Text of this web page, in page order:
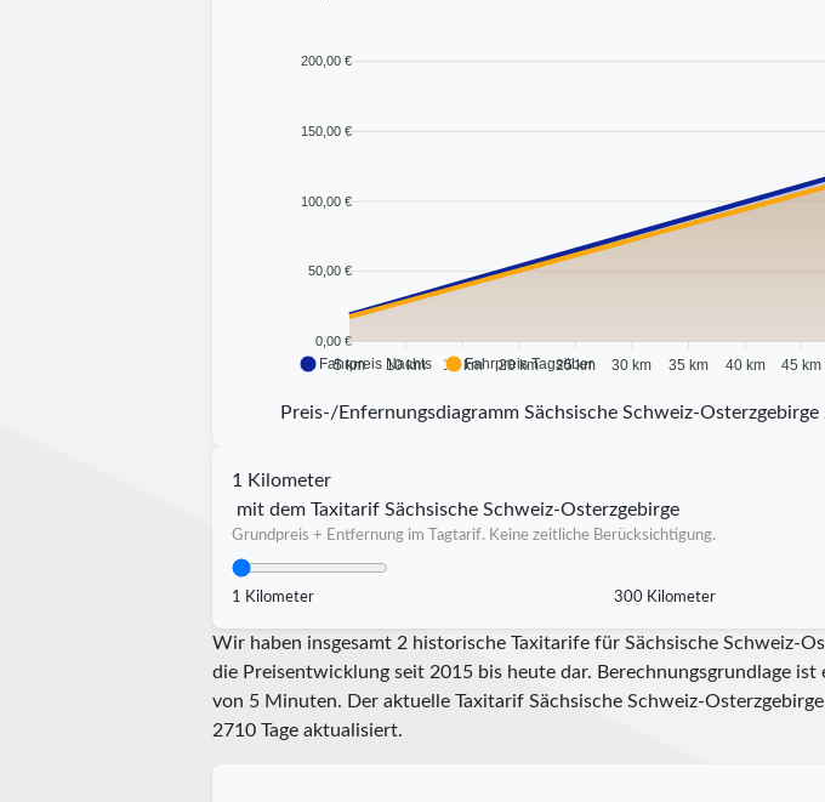
200,00 €
150,00 €
100,00 €
50,00 €
0,00 €
5 km 10 km 15 km 20 km 25 km 30 km 35 km 40 km 45 km
Fahrpreis Nachts Fahrpreis Tagsüber
Preis-/Enfernungsdiagramm Sächsische Schweiz-Osterzgebirge
1 Kilometer
mit dem Taxitarif Sächsische Schweiz-Osterzgebirge
Grundpreis + Entfernung im Tagtarif. Keine zeitliche Berücksichtigung.
1 Kilometer 300 Kilometer
Wir haben insgesamt 2 historische Taxitarife für Sächsische Schweiz-
die Preisentwicklung seit 2015 bis heute dar. Berechnungsgrundlage
von 5 Minuten. Der aktuelle Taxitarif Sächsische Schweiz-
2710Tage aktualisiert.